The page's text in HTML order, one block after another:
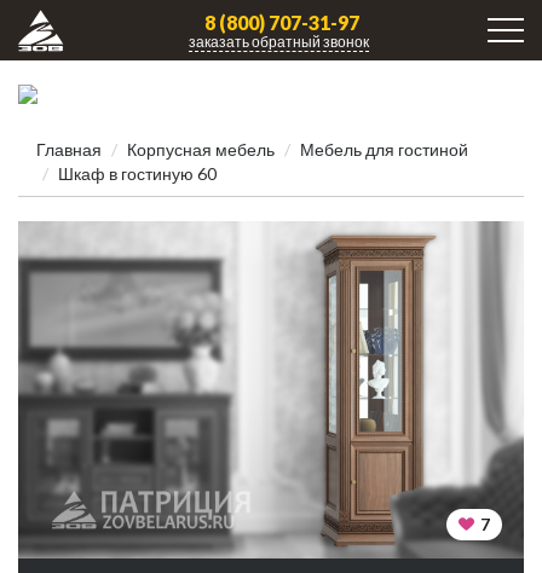
8 (800) 707-31-97
заказать обратный звонок
Главная Корпусная мебель
Мебель для гостиной
Шкаф в гостиную 60
7